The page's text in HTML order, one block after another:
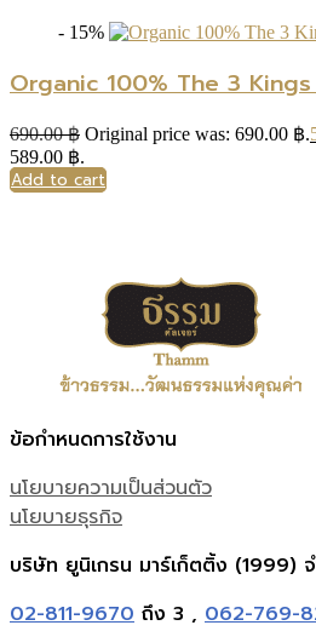
- 15%
Organic 100% The 3
690.00฿ Original price was: 690.00 ฿.
589.00 ฿.
Add to cart
ข้อกำหนดการใช้งาน
นโยบายความเป็นส่วนตัว
นโยบายธุรกิจ
บริษัท ยูนิเกรน มาร์เก็ตติ้ง (1999)
02-811-9670 ถึง 3 , 062-769-